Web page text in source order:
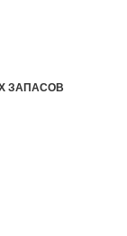
ЗАПАСОВ